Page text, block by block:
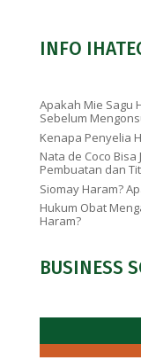
INFO
Apakah Mie Sagu
Sebelum
Kenapa Penyelia
Nata de Coco Bisa
Pembuatan dan
Siomay Haram?
Hukum Obat
Haram?
BUSINESS